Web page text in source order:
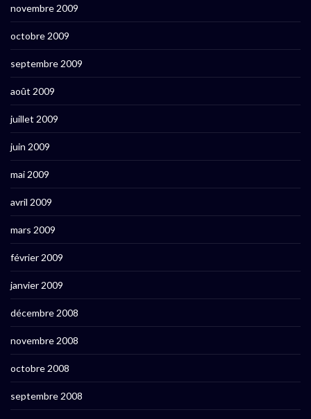
novembre 2009
octobre 2009
septembre 2009
août 2009
juillet 2009
juin 2009
mai 2009
avril 2009
mars 2009
février 2009
janvier 2009
décembre 2008
novembre 2008
octobre 2008
septembre 2008